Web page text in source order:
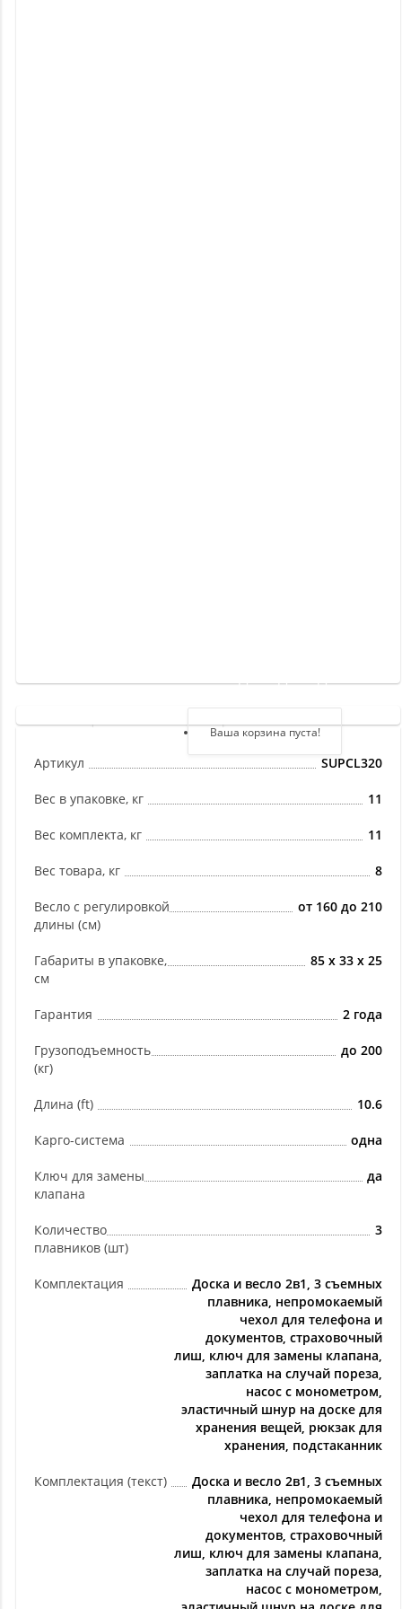
Регистрация
Ваша корзина пуста!
Артикул SUPCL320
Вес в упаковке, кг 11
Вес комплекта, кг 11
Вес товара, кг 8
Весло с регулировкой
длины (см)
от 160 до 210
Габариты в упаковке,
см
85 х 33 х 25
Гарантия 2 года
Грузоподъемность
(кг)
до 200
Длина (ft) 10.6
Карго-система одна
Ключ для замены
клапана
да
Количество
плавников (шт)
3
Комплектация
Доска и весло 2в1, 3 съемных
плавника, непромокаемый
чехол для телефона и
документов, страховочный
лиш, ключ для замены клапана,
заплатка на случай пореза,
насос с монометром,
эластичный шнур на доске для
хранения вещей, рюкзак для
хранения, подстаканник
Комплектация (текст)
Доска и весло 2в1, 3 съемных
плавника, непромокаемый
чехол для телефона и
документов, страховочный
лиш, ключ для замены клапана,
заплатка на случай пореза,
насос с монометром,